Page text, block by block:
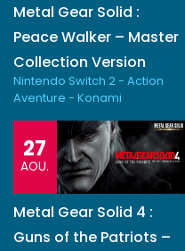
Metal Gear Solid :
Peace Walker – Master
Collection Version
Nintendo Switch 2 - Action
Aventure - Konami
27
AOU.
Metal Gear Solid 4 :
Guns of the Patriots –